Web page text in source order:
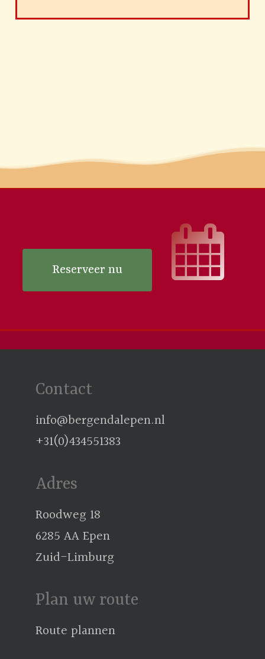
Reserveer nu
Contact
info@bergendalepen.nl
+31(0)434551383
Adres
Roodweg 18
6285 AA Epen
Zuid-Limburg
Plan uw route
Route plannen